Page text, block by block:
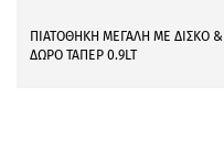
ΠΙΑΤΟΘΗΚΗ ΜΕΓΑΛΗ ΜΕ ΔΙΣΚΟ &
ΔΩΡΟ ΤΑΠΕΡ 0.9LT